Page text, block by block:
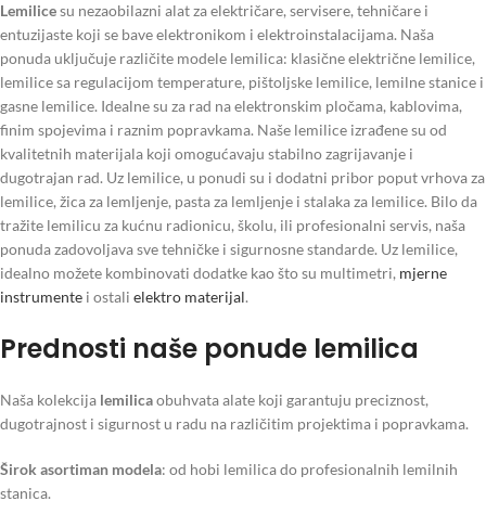
Lemilicesu nezaobilazni alat za električare, servisere, tehničare i
entuzijaste koji se bave elektronikom i elektroinstalacijama. Naša
ponuda uključuje različite modele lemilica: klasične električne lemilice,
lemilice sa regulacijom temperature, pištoljske lemilice, lemilne stanice i
gasne lemilice. Idealne su za rad na elektronskim pločama, kablovima,
finim spojevima i raznim popravkama. Naše lemilice izrađene su od
kvalitetnih materijala koji omogućavaju stabilno zagrijavanje i
dugotrajan rad. Uz lemilice, u ponudi su i dodatni pribor poput vrhova za
lemilice, žica za lemljenje, pasta za lemljenje i stalaka za lemilice. Bilo da
tražite lemilicu za kućnu radionicu, školu, ili profesionalni servis, naša
ponuda zadovoljava sve tehničke i sigurnosne standarde. Uz lemilice,
idealno možete kombinovati dodatke kao što su multimetri, mjerne
instrumente i ostali elektro materijal.
Prednosti naše ponude lemilica
Naša kolekcija lemilicaobuhvata alate koji garantuju preciznost,
dugotrajnost i sigurnost u radu na različitim projektima i popravkama.
Širok asortiman modela: od hobi lemilica do profesionalnih lemilnih
stanica.